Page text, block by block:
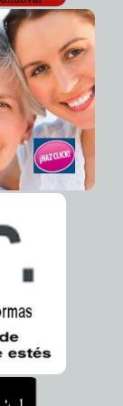
la Riviera Maya
Jorge Armando León
Carmen Alicia
el 17 de
Armando León Borges
Claudia Sofía Gómez
Infante
Sofía Gómez Infante